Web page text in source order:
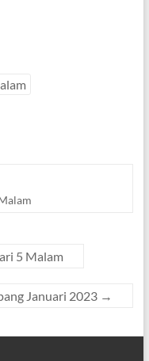
5 Malam
Januari 2023 →